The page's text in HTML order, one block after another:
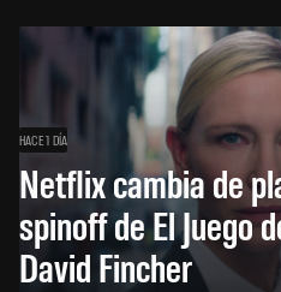
HACE 1 DÍA
Netflix cambia de
spinoff de El Juego
David Fincher